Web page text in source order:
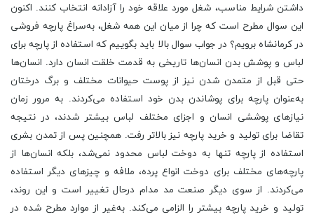
داشتن شرایط مناسب، شغل مورد علاقه خود را آزادانه انتخاب کنند. اکنون
این سوال مطرح است که چرا از میان این همه شغل، به‌سراغ پارچه فروشی
در کرمانشاه برویم؟ در جواب سوال بالا باید بگوییم که استفاده از پارچه برای
لباس و پوشش بدن انسان‌ها تاریخی به قدمت خلقت انسان دارد. انسان‌ها
حتی قبل از متمدن شدن نیز از پوست حیوانات مختلف و برگ درختان
به‌عنوان پارچه برای پوشاندن بدن خود استفاده می‌کردند. به‌ مرور زمان
نیازهای پوششی انسان و اجزای مختلف لباس بیشتر شدند، در نتیجه
تقاضا برای تولید و خرید پارچه نیز بالاتر رفت. همچنین پس از تمدن بشری
استفاده از پارچه تنها به دوخت لباس محدود نمی‌شد، بلکه انسان‌ها از
پارچه‌های مختلف برای دوخت انواع پرده، ملافه و چیزهای دیگر استفاده
می‌کردند. از سوی دیگر صنعت مد مدام درحال تغییر است و این روند،
تولید و خرید پارچه بیشتر را الزامی می‌کند. به‌غیر از موارد مطرح شده در